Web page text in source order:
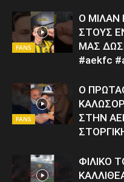
FANS
Ο ΜΙΛΑΝ
ΣΤΟΥΣ
ΜΑΣ
#aekfc
FANS
Ο
ΣΤΗΝ
ΦΙΛΙΚΟ